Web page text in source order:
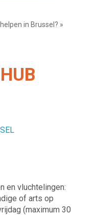
in Brussel? »
en vluchtelingen:
of arts op
(maximum 30